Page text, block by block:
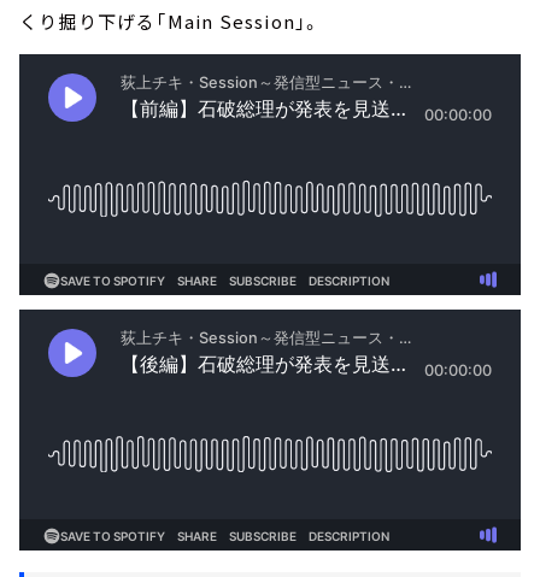
くり掘り下げる「Main Session」。